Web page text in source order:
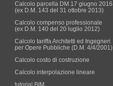
Calcolo parcella DM 17 giugno 2016
(ex D.M. 143 del 31 ottobre 2013)
Calcolo compenso professionale
(ex D.M. 140 del 20 luglio 2012)
Calcolo tariffa Architetti ed Ingegneri
per Opere Pubbliche (D.M. 4/4/2001)
Calcolo costo di costruzione
Calcolo interpolazione lineare
tutorial BIM